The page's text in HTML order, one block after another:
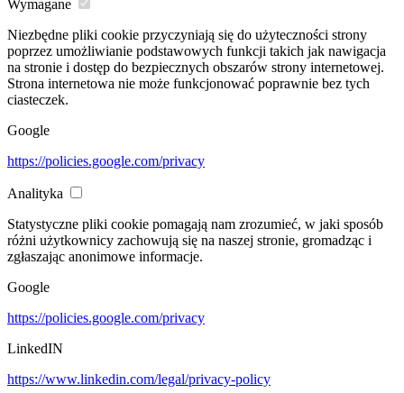
Wymagane
Niezbędne pliki cookie przyczyniają się do użyteczności strony
poprzez umożliwianie podstawowych funkcji takich jak nawigacja
na stronie i dostęp do bezpiecznych obszarów strony internetowej.
Strona internetowa nie może funkcjonować poprawnie bez tych
ciasteczek.
Google
https://policies.google.com/privacy
Analityka
Statystyczne pliki cookie pomagają nam zrozumieć, w jaki sposób
różni użytkownicy zachowują się na naszej stronie, gromadząc i
zgłaszając anonimowe informacje.
Google
https://policies.google.com/privacy
LinkedIN
https://www.linkedin.com/legal/privacy-policy